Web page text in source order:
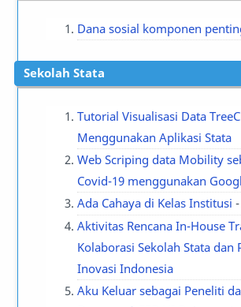
Dana sosial komponen
Sekolah Stata
Tutorial Visualisasi Data
Menggunakan Aplikasi Stata
Web Scriping data Mobility
Covid-19 menggunakan
Ada Cahaya di Kelas Institusi
Aktivitas Rencana In-House
Kolaborasi Sekolah Stata dan
Inovasi Indonesia
Aku Keluar sebagai Peneliti